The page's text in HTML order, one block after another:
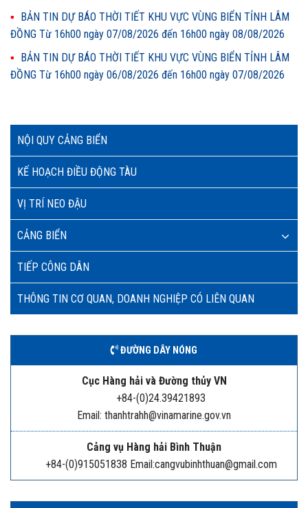
NỘI QUY CẢNG BIỂN
KẾ HOẠCH ĐIỀU ĐỘNG TÀU
VỊ TRÍ NEO ĐẬU
CẢNG BIỂN
TIẾP CÔNG DÂN
THÔNG TIN CƠ QUAN, DOANH NGHIỆP CÓ LIÊN QUAN
ĐƯỜNG DÂY NÓNG
Cục Hàng hải và Đường thủy VN
+84-(0)24.39421893
Email: thanhtrahh@vinamarine.gov.vn
Cảng vụ Hàng hải Bình Thuận
+84-(0)915051838 Email:cangvubinhthuan@gmail.com
BẢN TIN DỰ BÁO THỜI TIẾT KHU VỰC VÙNG BIỂN TỈNH LÂM
ĐỒNG Từ 16h00 ngày 07/08/2026 đến 16h00 ngày 08/08/2026
BẢN TIN DỰ BÁO THỜI TIẾT KHU VỰC VÙNG BIỂN TỈNH LÂM
ĐỒNG Từ 16h00 ngày 06/08/2026 đến 16h00 ngày 07/08/2026